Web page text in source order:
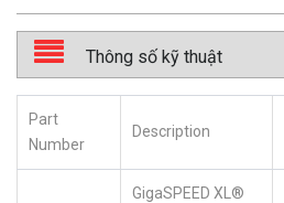
Thông số kỹ thuật
Part
Number
Description
GigaSPEED XL®